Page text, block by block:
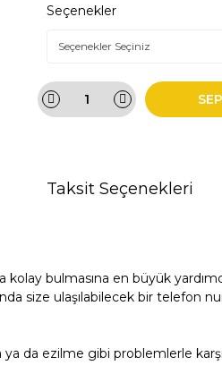
Seçenekler
Taksit Seçenekleri
bulmasına en büyük
size ulaşılabilecek bir telefon
da ezilme gibi problemlerle